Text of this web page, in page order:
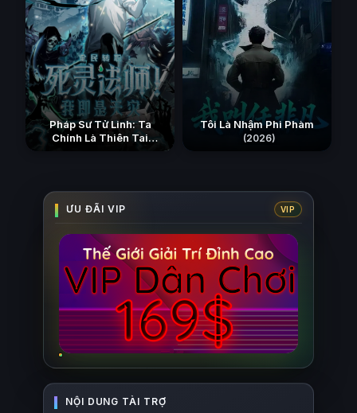
Pháp Sư Tử Linh: Ta
Chính Là Thiên Tai
Tôi Là Nhậm Phi Phàm
(2026)